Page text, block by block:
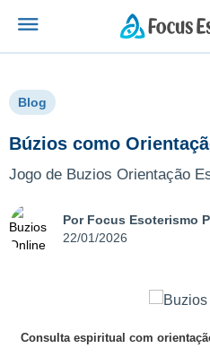
Blog
Búzios como
Jogo de Buzios Orientação
Por Focus Esoterismo
22/01/2026
Consulta espiritual com